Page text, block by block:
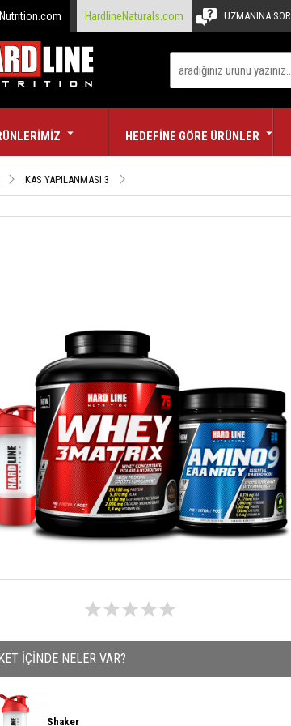
HardlineNaturals.com UZMANINA SOR
HEDEFİNE GÖRE ÜRÜNLER
KAS YAPILANMASI 3
İÇİNDE NELER VAR?
Shaker